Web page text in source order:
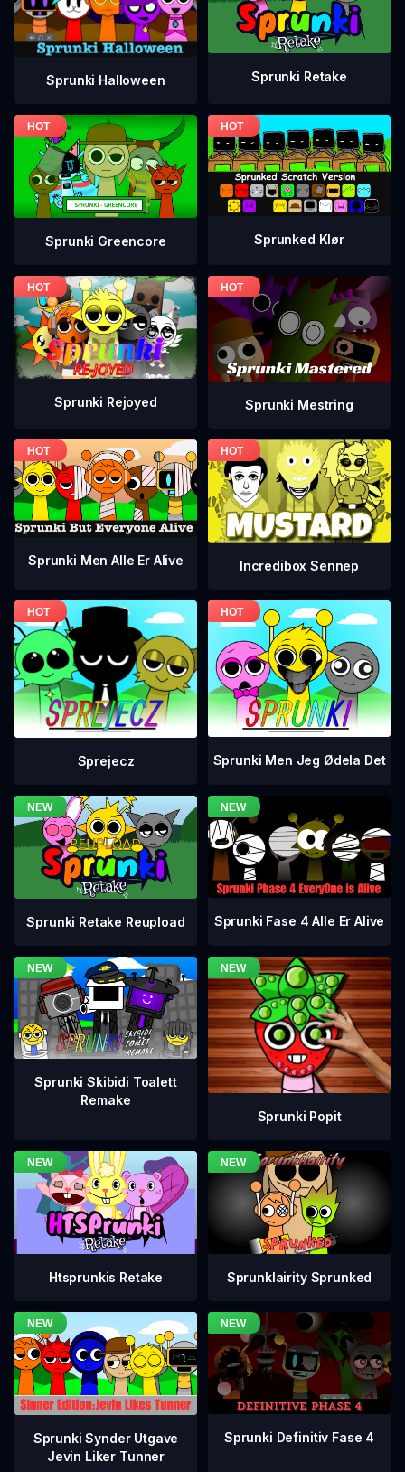
Sprunki Halloween Sprunki Retake
Sprunki Greencore Sprunked Klør
Sprunki Rejoyed Sprunki Mestring
Sprunki Men Alle Er Alive Incredibox Sennep
Sprejecz Sprunki Men Jeg Ødela Det
Sprunki Retake Reupload Sprunki Fase 4 Alle Er Alive
Sprunki Skibidi Toalett
Remake
Sprunki Popit
Htsprunkis Retake Sprunklairity Sprunked
Sprunki Synder Utgave
Jevin Liker Tunner
Sprunki Definitiv Fase 4